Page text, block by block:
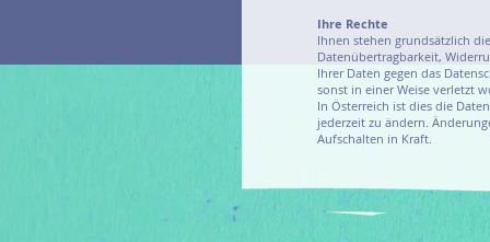
Ihre Rechte
Ihnen stehen grundsätzlich
Datenübertragbarkeit,
Ihrer Daten gegen das
sonst in einer Weise verletzt
In Österreich ist dies die
jederzeit zu ändern.
Aufschalten in Kraft.